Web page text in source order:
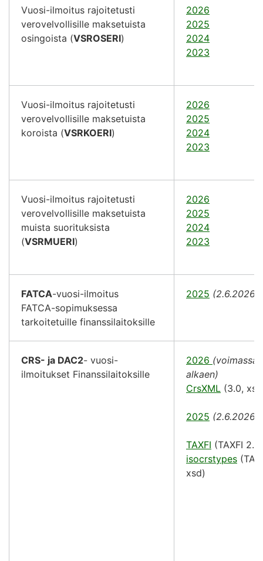
Vuosi-ilmoitus rajoitetusti
verovelvollisille maksetuista
osingoista (VSROSERI)
2026
2025
2024
2023
Vuosi-ilmoitus rajoitetusti
verovelvollisille maksetuista
koroista (VSRKOERI)
2026
2025
2024
2023
Vuosi-ilmoitus rajoitetusti
verovelvollisille maksetuista
muista suorituksista
(VSRMUERI)
2026
2025
2024
2023
FATCA-vuosi-ilmoitus
FATCA-sopimuksessa
tarkoitetuille finanssilaitoksille
2025 (2.6.2026)
CRS- ja DAC2- vuosi-
ilmoitukset Finanssilaitoksille
2026 (voimassa
alkaen)
CrsXML (3.0,
2025 (2.6.2026)
TAXFI (TAXFI
isocrstypes
xsd)